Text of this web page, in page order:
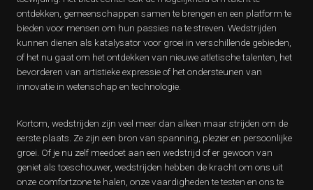
ontdekken, gemeenschappen samen te brengen en een platform te
bieden voor mensen om hun passies na te streven. Wedstrijden
kunnen dienen als katalysator voor groei in verschillende gebieden,
of het nu gaat om het ontdekken van nieuwe atletische talenten, het
bevorderen van artistieke expressie of het ondersteunen van
innovatie in wetenschap en technologie.
Kortom, wedstrijden zijn veel meer dan alleen maar strijden om de
eerste plaats. Ze zijn een bron van spanning, plezier en persoonlijke
groei. Of je nu zelf meedoet aan een wedstrijd of er gewoon van
geniet als toeschouwer, wedstrijden hebben de kracht om ons uit
onze comfortzone te halen, onze vaardigheden te testen en ons te